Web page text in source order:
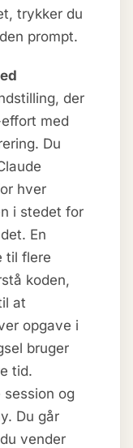
trykker du
prompt.
der
med
Du
hver
i stedet for
En
til flere
koden,
at
opgave i
bruger
tid.
og
Du går
vender